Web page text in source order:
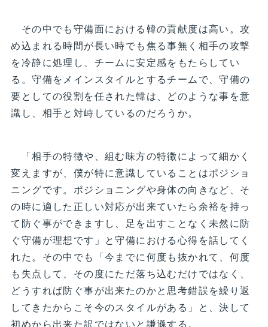
その中でも守備面における韓の貢献度は高い。攻
め込まれる時間が長い時でも焦る事無く相手の攻撃
を冷静に処理し、チームに安定感をもたらしてい
る。守備をメインスタイルとするチームで、守備の
要としての役割を任された韓は、どのような事を意
識し、相手と対峙しているのだろうか。
「相手の特徴や、組む味方の特徴によって細かく
変えますが、僕が特に意識していることはポジショ
ニングです。ポジショニングや身体の向きなど、そ
の時に適した正しい対応が出来ていたら余裕を持っ
て防ぐ事ができますし、足を出すことなく未然に防
ぐ守備が理想です」と守備における心得を話してく
れた。その中でも「今までに何度も抜かれて、何度
も失点して、その度にただ落ち込むだけではなく、
どうすれば防ぐ事が出来たのかと思考錯誤を繰り返
してきたからこそ今のスタイルがある」と、決して
初めから出来た訳ではないと謙遜する。